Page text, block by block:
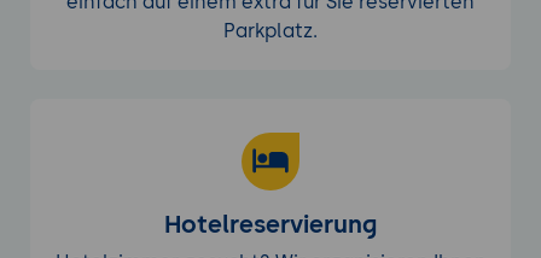
Parkplatz.
Hotelreservierung